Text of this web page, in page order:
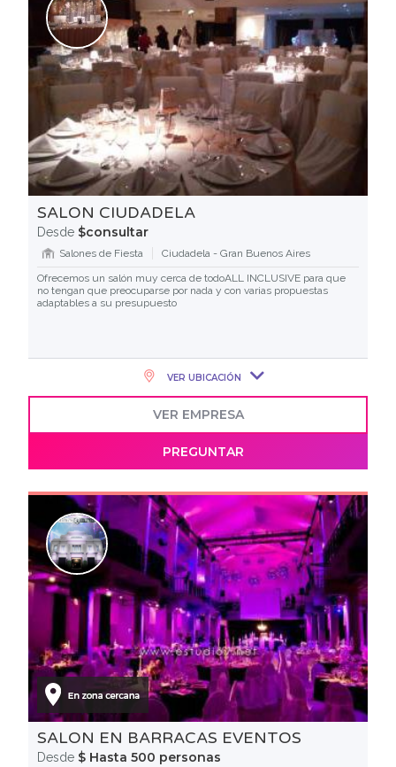
SALON CIUDADELA
Desde $consultar
Salones de Fiesta
Ciudadela - Gran Buenos Aires
Ofrecemos un salón muy cerca de todoALL INCLUSIVE para que
no tengan que preocuparse por nada y con varias propuestas
adaptables a su presupuesto
VER UBICACIÓN
VER EMPRESA
PREGUNTAR
SALON EN BARRACAS EVENTOS
Desde $ Hasta 500 personas